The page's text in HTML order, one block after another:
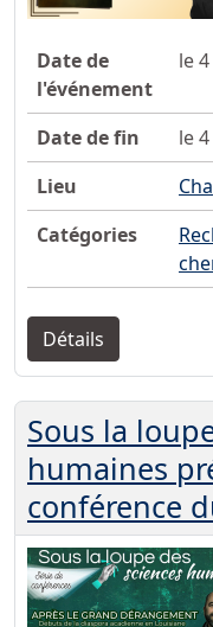
Date de
l'événement
le
Date de fin
le
Lieu
Catégories
Détails
Sous la
humaines
conférence